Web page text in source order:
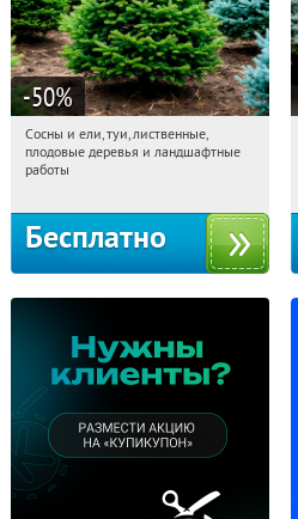
-50%
11:38:29 Получили:
Московская обл., г. Химки,
Сосны и ели, туи, лиственные,
плодовые деревья и ландшафтные
работы
Бесплатно